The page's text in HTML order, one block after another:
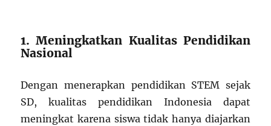
1. Meningkatkan Kualitas Pendidikan
Nasional
Dengan menerapkan pendidikan STEM sejak
SD, kualitas pendidikan Indonesia dapat
meningkat karena siswa tidak hanya diajarkan